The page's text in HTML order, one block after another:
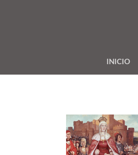
INICIO